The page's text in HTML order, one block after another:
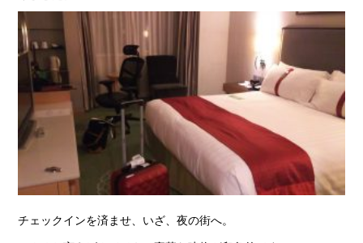
チェックインを済ませ、いざ、夜の街へ。